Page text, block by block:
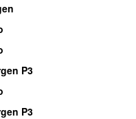
P3
P3